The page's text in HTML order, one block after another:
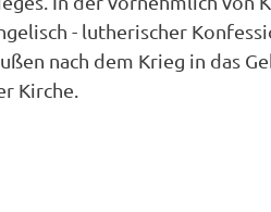
- lutherischer
nach dem Krieg in das
Kirche.